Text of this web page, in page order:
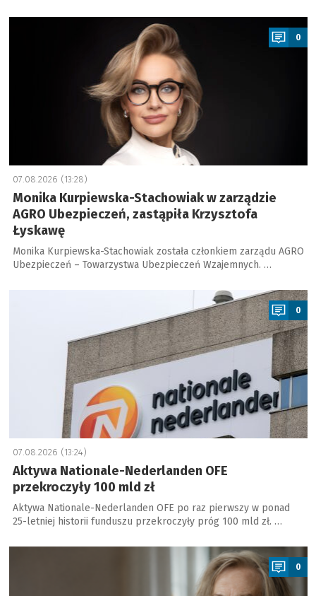
a
0
07.08.2026 (13:28)
Monika Kurpiewska-Stachowiak w zarządzie
AGRO Ubezpieczeń, zastąpiła Krzysztofa
Łyskawę
Monika Kurpiewska-Stachowiak została członkiem zarządu AGRO
Ubezpieczeń – Towarzystwa Ubezpieczeń Wzajemnych. …
0
07.08.2026 (13:24)
Aktywa Nationale-Nederlanden OFE
przekroczyły 100 mld zł
Aktywa Nationale-Nederlanden OFE po raz pierwszy w ponad
25-letniej historii funduszu przekroczyły próg 100 mld zł. …
a
0